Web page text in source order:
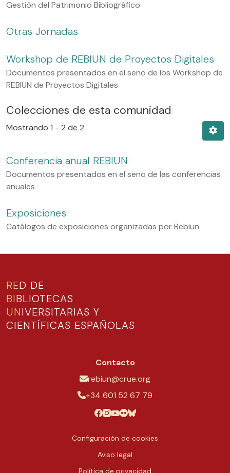
Gestión del Patrimonio Bibliográfico
Otras Jornadas
Workshop de REBIUN de Proyectos Digitales
Documentos presentados en el seno de los Workshop de
REBIUN de Proyectos Digitales
Colecciones de esta comunidad
Mostrando 1 - 2 de 2
Conferencia anual REBIUN
Documentos presentados en el seno de las conferencias
anuales
Exposiciones
Catálogos de exposiciones organizadas por Rebiun
RED DE
BIBLIOTECAS
UNIVERSITARIAS Y
CIENTÍFICAS ESPAÑOLAS
Contacto
rebiun@crue.org
+34 601 52 67 79
Configuración de cookies
Aviso legal
Política de privacidad